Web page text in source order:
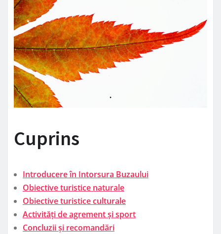
Cuprins
Introducere în Intorsura Buzaului
Obiective turistice naturale
Obiective turistice culturale
Activități de agrement și sport
Concluzii și recomandări